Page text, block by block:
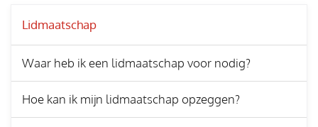
Lidmaatschap
Waar heb ik een lidmaatschap voor nodig?
Hoe kan ik mijn lidmaatschap opzeggen?